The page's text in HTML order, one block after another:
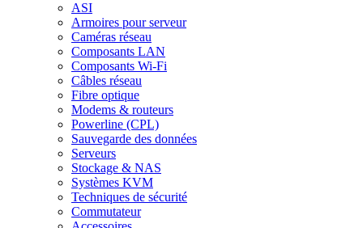
ASI
Armoires pour serveur
Caméras réseau
Composants LAN
Composants Wi-Fi
Câbles réseau
Fibre optique
Modems & routeurs
Powerline (CPL)
Sauvegarde des données
Serveurs
Stockage & NAS
Systèmes KVM
Techniques de sécurité
Commutateur